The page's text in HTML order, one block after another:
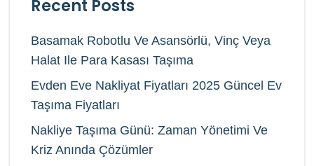
Recent Posts
Basamak Robotlu Ve Asansörlü, Vinç Veya
Halat Ile Para Kasası Taşıma
Evden Eve Nakliyat Fiyatları 2025 Güncel Ev
Taşıma Fiyatları
Nakliye Taşıma Günü: Zaman Yönetimi Ve
Kriz Anında Çözümler